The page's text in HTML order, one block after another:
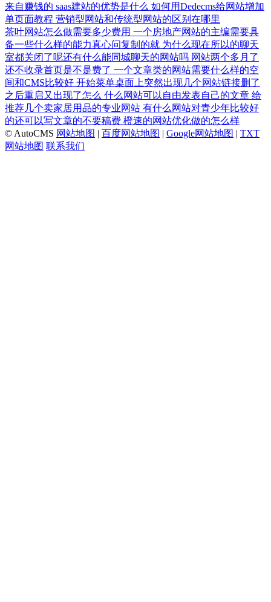
来自赚钱的 saas建站的优势是什么 如何用Dedecms给网站增加
单页面教程 营销型网站和传统型网站的区别在哪里
茶叶网站怎么做需要多少费用 一个房地产网站的主编需要具
备一些什么样的能力真心问复制的就 为什么现在所以的聊天
室都关闭了呢还有什么能同城聊天的网站吗 网站两个多月了
还不收录首页是不是费了 一个文章类的网站需要什么样的空
间和CMS比较好 开始菜单桌面上突然出现几个网站链接删了
之后重启又出现了怎么 什么网站可以自由发表自己的文章 给
推荐几个卖家居用品的专业网站 有什么网站对青少年比较好
的还可以写文章的不要稿费 橙速的网站优化做的怎么样
© AutoCMS 网站地图 | 百度网站地图 | Google网站地图 | TXT
网站地图 联系我们